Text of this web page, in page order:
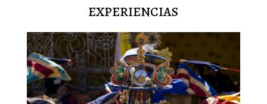
EXPERIENCIAS